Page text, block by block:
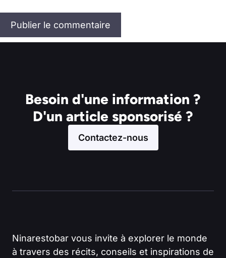
Besoin d'une information ?
D'un article sponsorisé ?
Contactez-nous
Ninarestobar vous invite à explorer le monde
à travers des récits, conseils et inspirations de